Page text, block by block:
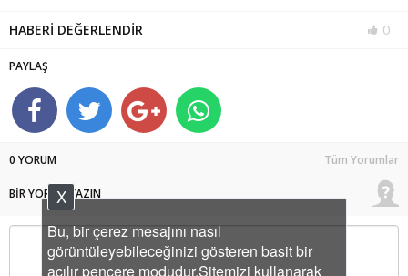
HABERİ DEĞERLENDİR 0
PAYLAŞ
0 YORUM Tüm Yorumlar
BİR YORUM YAZIN
Bu, bir çerez mesajını nasıl
görüntüleyebileceğinizi gösteren basit bir
açılır pencere modudur.Sitemizi kullanarak
X